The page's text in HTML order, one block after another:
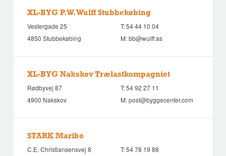
XL-BYG P.W. Wulff Stubbekøbing
Vestergade 25
4850 Stubbekøbing
T:54 44 10 04
M:bb@wulff.as
XL-BYG Nakskov Trælastkompagniet
Rødbyvej 87
4900 Nakskov
T:54 92 27 11
M:post@byggecenter.com
STARK Maribo
C.E. Christiansensvej 8
T:54 78 19 88